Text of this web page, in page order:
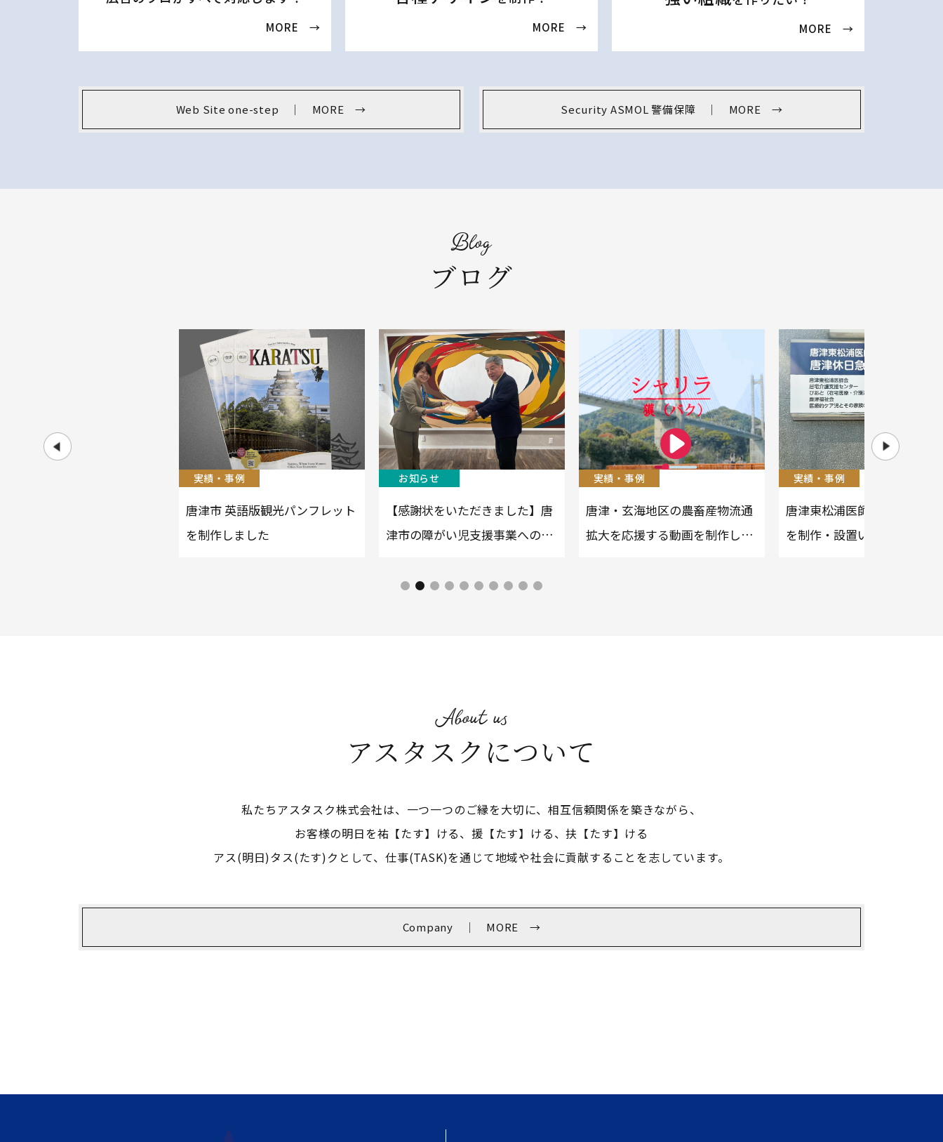
MORE → MORE → MORE →
Web Site one-step ｜ MORE → Security ASMOL 警備保障 ｜ MORE →
Blog
ブログ
実績・事例
唐津市 英語版観光パンフレット
を制作しました
お知らせ
【感謝状をいただきました】唐
津市の障がい児支援事業への寄
実績・事例
唐津・玄海地区の農畜産物流通
拡大を応援する動画を制作しま
実績・事例
唐津東松浦医師会様の案内
を制作・設置いたしました。
About us
アスタスクについて
私たちアスタスク株式会社は、一つ一つのご縁を大切に、相互信頼関係を築きながら、
お客様の明日を祐【たす】ける、援【たす】ける、扶【たす】ける
アス(明日)タス(たす)クとして、仕事(TASK)を通じて地域や社会に貢献することを志しています。
Company ｜ MORE →